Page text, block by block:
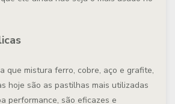
que mistura ferro, cobre, aço e grafite,
hoje são as pastilhas mais utilizadas
performance, são eficazes e